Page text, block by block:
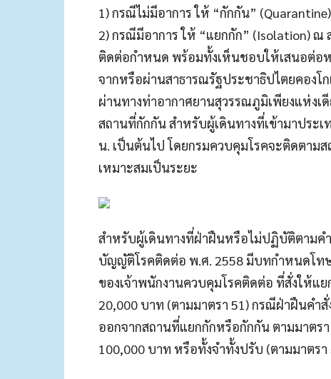
1) กรณีไม่มีอาการ ให้ “กักกัน”
2) กรณีมีอาการ ให้ “แยกกัก” (Isolation)
ติดต่อกำหนด พร้อมทั้งเห็นชอบให้เสนอต่อ
จากหรือผ่านสาธารณรัฐประชาธิปไตยคองโ
ผ่านทางท่าอากาศยานสุวรรณภูมิเพียงแห่งเ
สถานที่กักกัน สำหรับผู้เดินทางที่เข้ามาประ
น. เป็นต้นไป โดยกรมควบคุมโรคจะติดตาม
เหมาะสมเป็นระยะ
สำหรับผู้เดินทางที่ฝ่าฝืนหรือไม่ปฏิบัติตามค
บัญญัติโรคติดต่อ พ.ศ. 2558 มีบทกำหนดโ
ของเจ้าพนักงานควบคุมโรคติดต่อ ที่สั่งให้แ
20,000 บาท (ตามมาตรา 51) กรณีฝ่าฝืนคำ
ออกจากสถานที่แยกกักหรือกักกัน ตามมาตร
100,000 บาท หรือทั้งจำทั้งปรับ (ตามมาตรา